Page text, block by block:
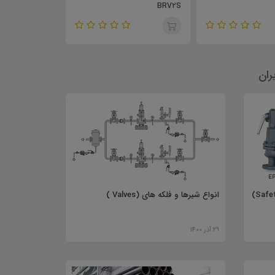
مشخصات فنی شیر اطمینان (Safety Valve)
انواع شیرها و فلکه های (Valves )
29 آذر 1400